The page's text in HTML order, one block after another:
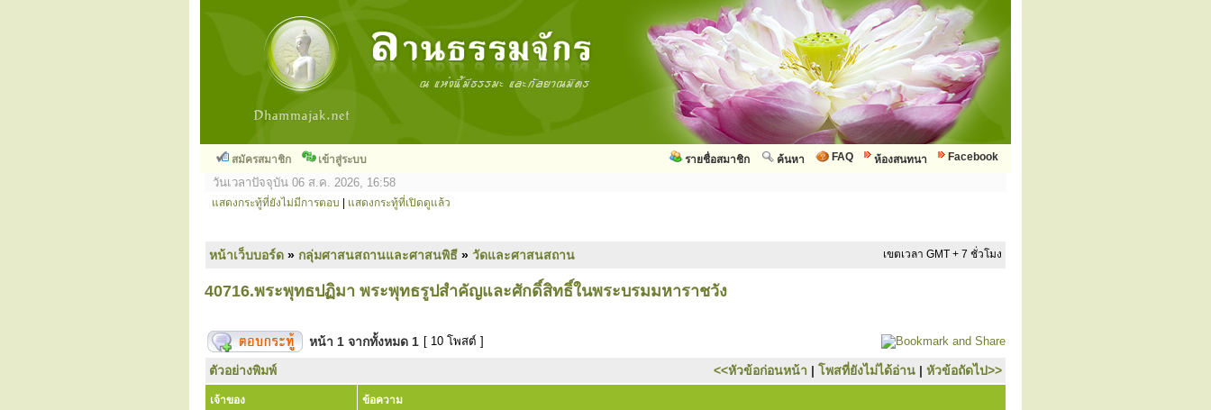
สมัครสมาชิก เข้าสู่ระบบ Facebook
ห้องสนทนา
FAQ
ค้นหา
รายชื่อสมาชิก
วันเวลาปัจจุบัน 06 ส.ค. 2026, 16:58
แสดงกระทู้ที่ยังไม่มีการตอบ แสดงกระทู้ที่เปิดดูแล้ว
หน้าเว็บบอร์ด » กลุ่มศาสนสถานและศาสนพิธี » วัดและศาสนสถาน เขตเวลา GMT + 7 ชั่วโมง
40716.พระพุทธปฏิมา พระพุทธรูปสำคัญและศักดิ์สิทธิ์ในพระบรมมหาราชวัง
หน้า 1 จากทั้งหมด 1 [ 10 โพสต์ ]
ตัวอย่างพิมพ์ <<หัวข้อก่อนหน้า | โพสที่ยังไม่ได้อ่าน | หัวข้อถัดไป>>
เจ้าของ ข้อความ